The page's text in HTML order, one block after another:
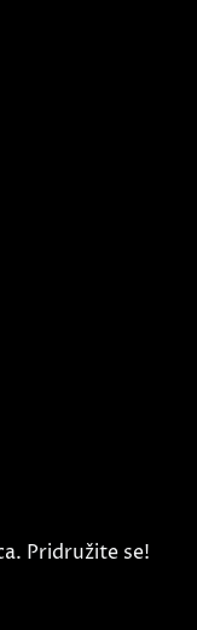
Pridružite se!